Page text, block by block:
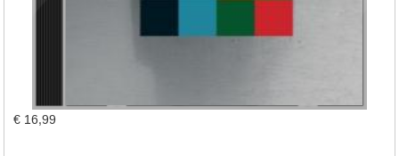
€ 16,99